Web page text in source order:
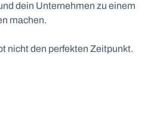
dein Unternehmen zu einem
machen.
nicht den perfekten Zeitpunkt.